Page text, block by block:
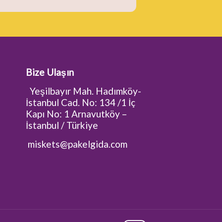
Bize Ulaşın
Yeşilbayır Mah. Hadımköy-
İstanbul Cad. No: 134 /1 İç
Kapı No: 1 Arnavutköy –
İstanbul / Türkiye
miskets@pakelgida.com